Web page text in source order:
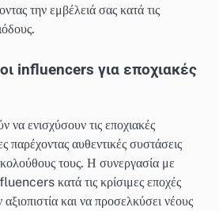
την εμβέλειά σας κατά τις
influencers για εποχιακές
ενισχύσουν τις εποχιακές
αυθεντικές συστάσεις
τους. Η συνεργασία με
κατά τις κρίσιμες εποχές
αξιοπιστία και να προσελκύσει νέους